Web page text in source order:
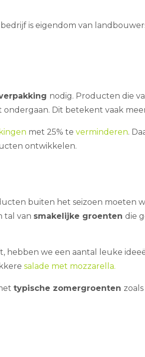
is eigendom van
nodig. Producten die
Dit betekent vaak
met 25% te verminderen.
ontwikkelen.
buiten het seizoen moeten
tal van smakelijke groenten die
we een aantal leuke
salade met mozzarella.
typische zomergroenten